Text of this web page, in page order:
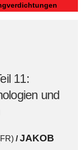
11:
und
/ JAKOB